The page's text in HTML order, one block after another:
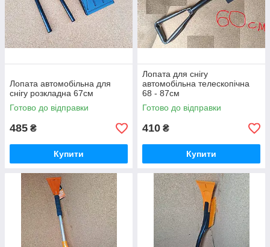
Лопата автомобільна для
снігу розкладна 67см
Готово до відправки
485 ₴
Купити
Лопата для снігу
автомобільна телескопічна
68 - 87см
Готово до відправки
410 ₴
Купити